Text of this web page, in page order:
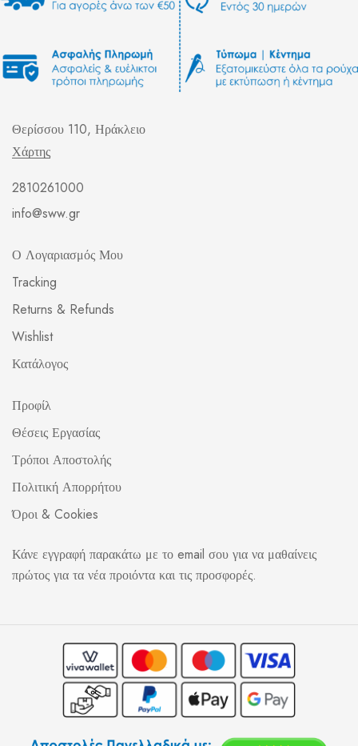
Θερίσσου 110, Ηράκλειο
Χάρτης
2810261000
info@sww.gr
Ο Λογαριασμός Μου
Tracking
Returns & Refunds
Wishlist
Κατάλογος
Προφίλ
Θέσεις Εργασίας
Τρόποι Αποστολής
Πολιτική Απορρήτου
Όροι & Cookies
Κάνε εγγραφή παρακάτω με το email σου για να μαθαίνεις
πρώτος για τα νέα προιόντα και τις προσφορές.